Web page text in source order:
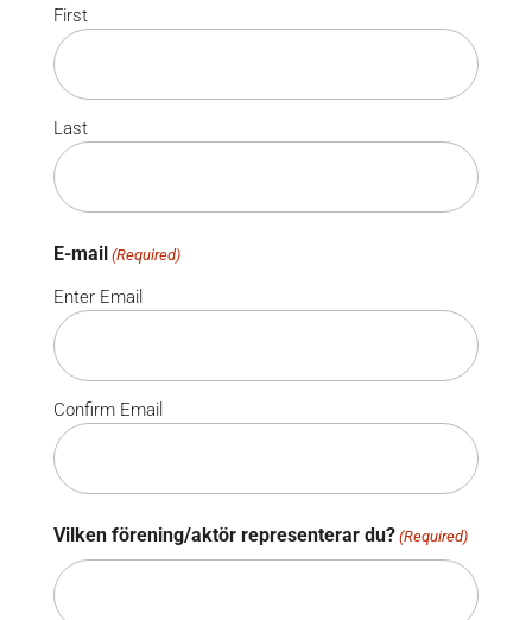
First
Last
E-mail (Required)
Enter Email
Confirm Email
Vilken förening/aktör representerar du? (Required)